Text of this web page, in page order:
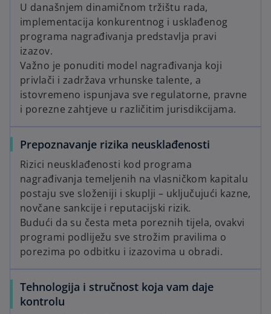
U današnjem dinamičnom tržištu rada,
implementacija konkurentnog i usklađenog
programa nagrađivanja predstavlja pravi
izazov.
Važno je ponuditi model nagrađivanja koji
privlači i zadržava vrhunske talente, a
istovremeno ispunjava sve regulatorne, pravne
i porezne zahtjeve u različitim jurisdikcijama.
Prepoznavanje rizika neusklađenosti
Rizici neusklađenosti kod programa
nagrađivanja temeljenih na vlasničkom kapitalu
postaju sve složeniji i skuplji – uključujući kazne,
novčane sankcije i reputacijski rizik.
Budući da su česta meta poreznih tijela, ovakvi
programi podliježu sve strožim pravilima o
porezima po odbitku i izazovima u obradi.
Tehnologija i stručnost koja vam daje
kontrolu